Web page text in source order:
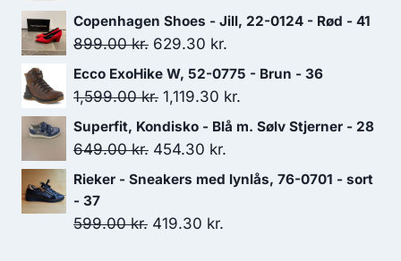
oprindelige
pris
699.00 kr..
aktuelle
Copenhagen Shoes - Jill, 22-0124 - Rød - 41
899.00kr. Den
oprindelige
pris
899.00 kr..
629.30 kr.
aktuelle
pris
er:
629.30 kr..
Ecco ExoHike W, 52-0775 - Brun - 36
1,599.00kr. Den
oprindelige
pris
1,599.00 kr..
1,119.30 kr.
aktuelle
er:
1,119.30 kr..
Superfit, Kondisko - Blå m. Sølv Stjerner - 28
649.00kr. Den
oprindelige
var:
454.30 kr.
aktuelle
Rieker - Sneakers med lynlås, 76-0701 - sort
- 37
599.00kr. Den
419.30 kr.